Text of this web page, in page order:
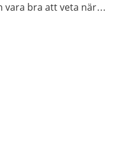
vara bra att veta när